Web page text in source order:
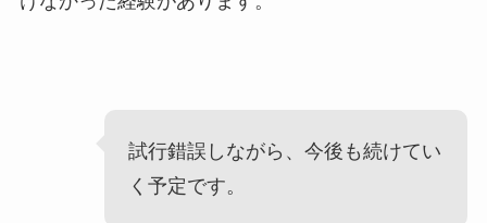
試行錯誤しながら、今後も続けてい
く予定です。